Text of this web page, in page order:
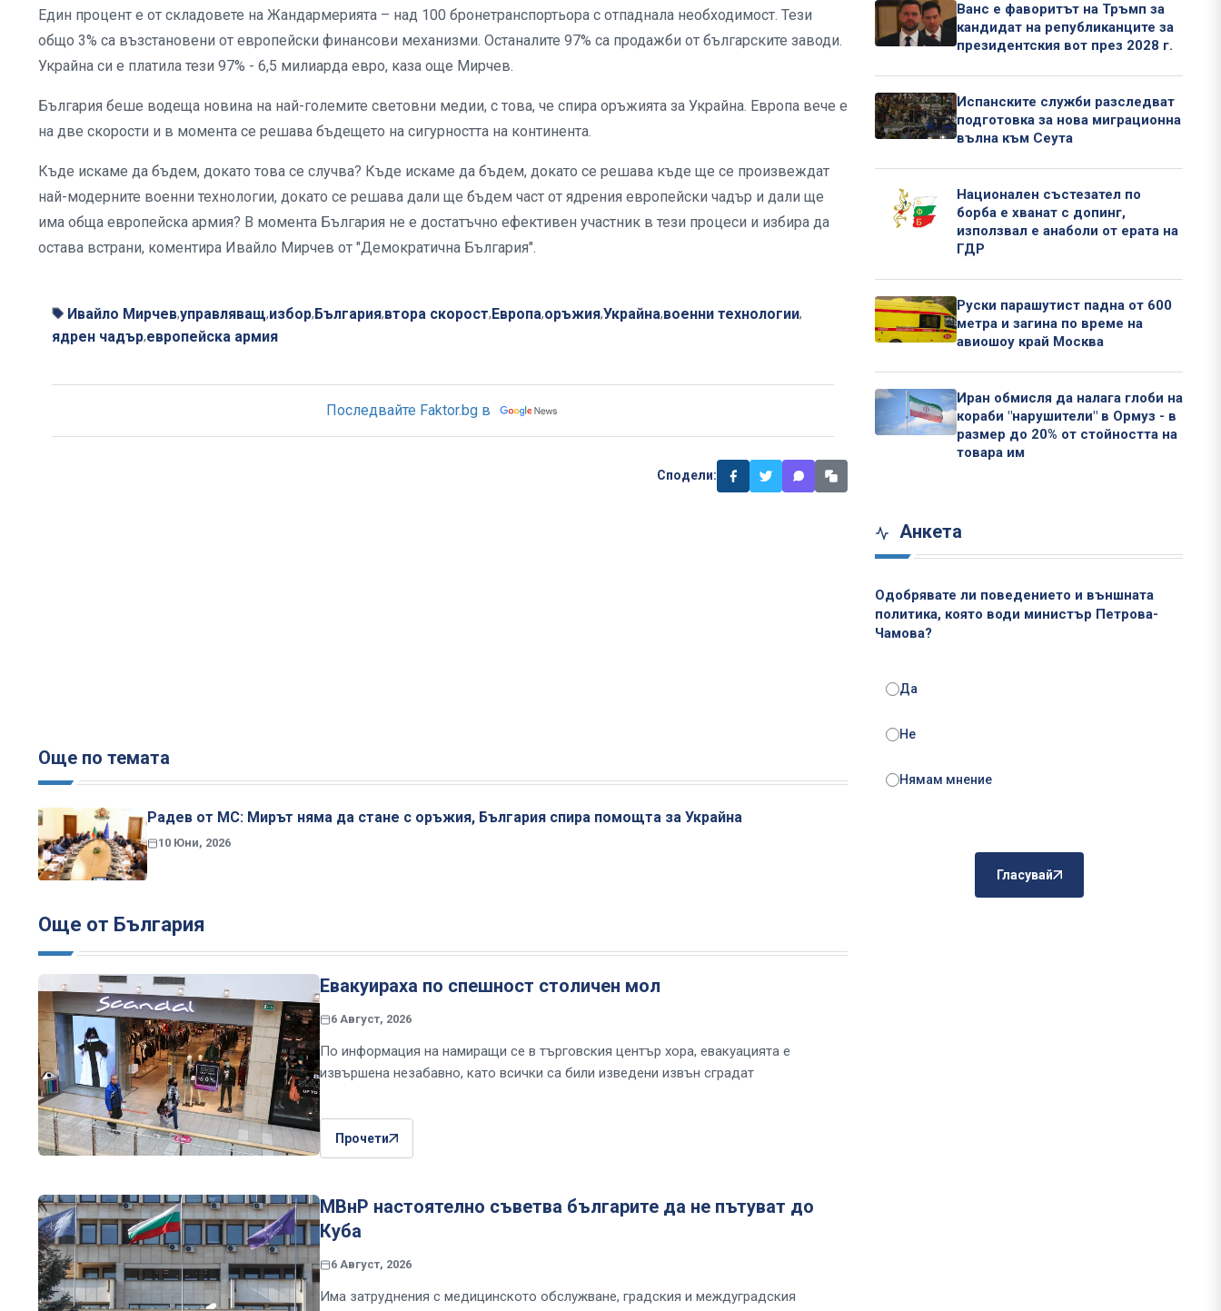
Един процент е от складовете на Жандармерията – над 100 бронетранспортьора с отпаднала необходимост. Тези
общо 3% са възстановени от европейски финансови механизми. Останалите 97% са продажби от българските заводи.
Украйна си е платила тези 97% - 6,5 милиарда евро, каза още Мирчев.
България беше водеща новина на най-големите световни медии, с това, че спира оръжията за Украйна. Европа вече е
на две скорости и в момента се решава бъдещето на сигурността на континента.
Къде искаме да бъдем, докато това се случва? Къде искаме да бъдем, докато се решава къде ще се произвеждат
най-модерните военни технологии, докато се решава дали ще бъдем част от ядрения европейски чадър и дали ще
има обща европейска армия? В момента България не е достатъчно ефективен участник в тези процеси и избира да
остава встрани, коментира Ивайло Мирчев от "Демократична България".
Ивайло Мирчев,управляващ,избор,България,втора скорост,Европа,оръжия,Украйна,военни технологии,
ядрен чадър,европейска армия
Последвайте Faktor.bg в
Сподели:
Още по темата
Радев от МС: Мирът няма да стане с оръжия, България спира помощта за Украйна
10 Юни, 2026
Още от България
Евакуираха по спешност столичен мол
6 Август, 2026
По информация на намиращи се в търговския център хора, евакуацията е
извършена незабавно, като всички са били изведени извън сградат
Прочети
МВнР настоятелно съветва българите да не пътуват до
Куба
6 Август, 2026
Има затруднения с медицинското обслужване, градския и междуградския
Ванс е фаворитът на Тръмп за
кандидат на републиканците за
президентския вот през 2028 г.
Испанските служби разследват
подготовка за нова миграционна
вълна към Сеута
Национален състезател по
борба е хванат с допинг,
използвал е анаболи от ерата на
ГДР
Руски парашутист падна от 600
метра и загина по време на
авиошоу край Москва
Иран обмисля да налага глоби на
кораби "нарушители" в Ормуз - в
размер до 20% от стойността на
товара им
Анкета
Одобрявате ли поведението и външната
политика, която води министър Петрова-
Чамова?
Да
Не
Нямам мнение
Гласувай